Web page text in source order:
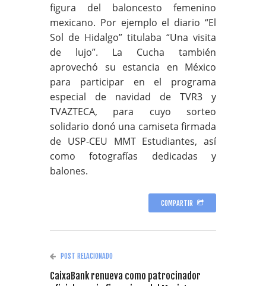
figura del baloncesto femenino
mexicano. Por ejemplo el diario “El
Sol de Hidalgo” titulaba “Una visita
de lujo”. La Cucha también
aprovechó su estancia en México
para participar en el programa
especial de navidad de TVR3 y
TVAZTECA, para cuyo sorteo
solidario donó una camiseta firmada
de USP-CEU MMT Estudiantes, así
como fotografías dedicadas y
balones.
COMPARTIR
POST RELACIONADO
CaixaBank renueva como patrocinador